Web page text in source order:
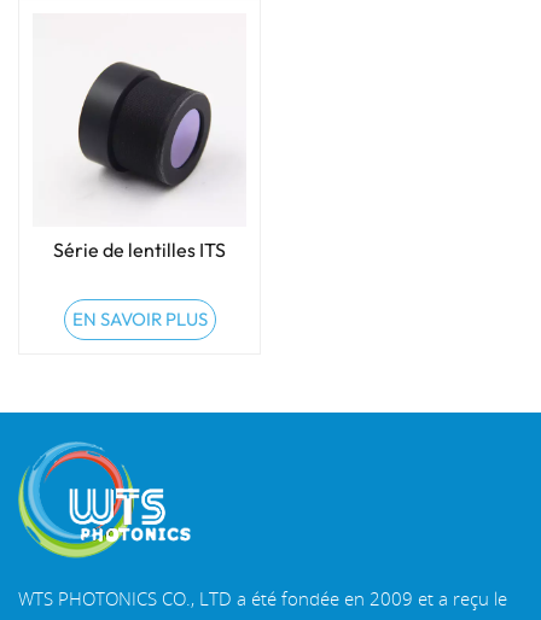
Série de lentilles ITS
EN SAVOIR PLUS
WTS PHOTONICS CO., LTD a été fondée en 2009 et a reçu le